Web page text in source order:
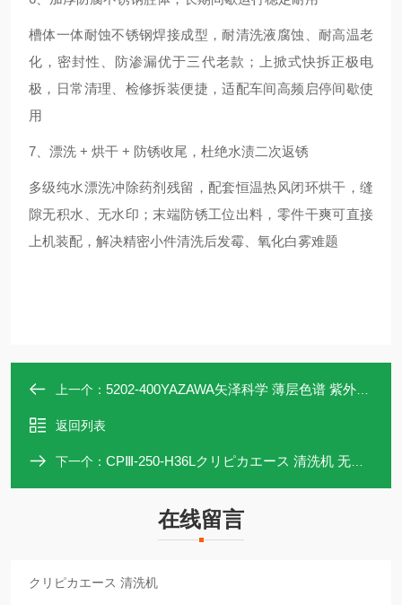
槽体一体耐蚀不锈钢焊接成型，耐清洗液腐蚀、耐高温老
化，密封性、防渗漏优于三代老款；上掀式快拆正极电
极，日常清理、检修拆装便捷，适配车间高频启停间歇使
用
7、漂洗 + 烘干 + 防锈收尾，杜绝水渍二次返锈
多级纯水漂洗冲除药剂残留，配套恒温热风闭环烘干，缝
隙无积水、无水印；末端防锈工位出料，零件干爽可直接
上机装配，解决精密小件清洗后发霉、氧化白雾难题
上一个： 5202-400YAZAWA矢泽科学 薄层色谱 紫外鉴别仪4
返回列表
下一个： CPⅢ-250-H36Lクリピカエース 清洗机 无损清洗
在线留言